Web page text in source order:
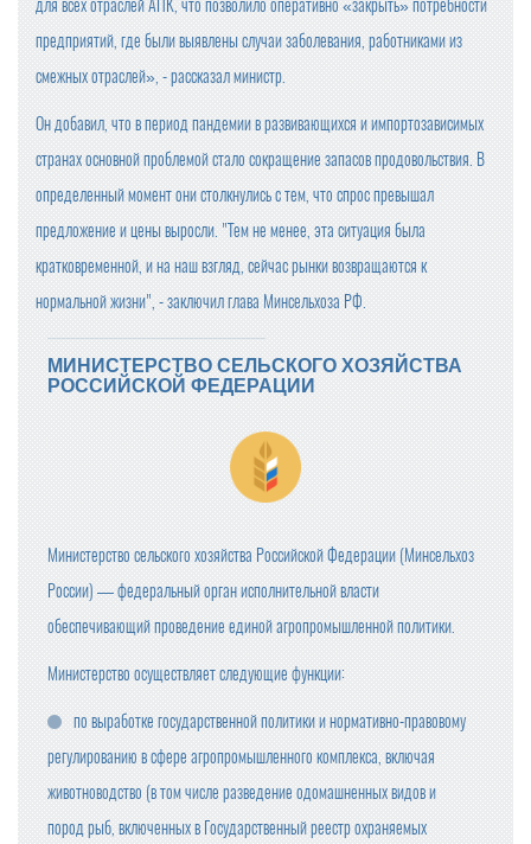
для всех отраслей АПК, что позволило оперативно «закрыть» потребности
предприятий, где были выявлены случаи заболевания, работниками из
смежных отраслей», - рассказал министр.
Он добавил, что в период пандемии в развивающихся и импортозависимых
странах основной проблемой стало сокращение запасов продовольствия. В
определенный момент они столкнулись с тем, что спрос превышал
предложение и цены выросли. "Тем не менее, эта ситуация была
кратковременной, и на наш взгляд, сейчас рынки возвращаются к
нормальной жизни", - заключил глава Минсельхоза РФ.
МИНИСТЕРСТВО СЕЛЬСКОГО ХОЗЯЙСТВА
РОССИЙСКОЙ ФЕДЕРАЦИИ
Министерство сельского хозяйства Российской Федерации (Минсельхоз
России) — федеральный орган исполнительной власти
обеспечивающий проведение единой агропромышленной политики.
Министерство осуществляет следующие функции:
по выработке государственной политики и нормативно-правовому
регулированию в сфере агропромышленного комплекса, включая
животноводство (в том числе разведение одомашненных видов и
пород рыб, включенных в Государственный реестр охраняемых